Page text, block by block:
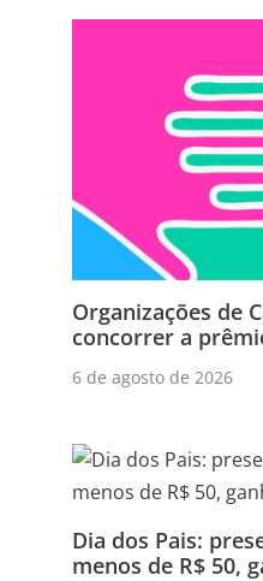
Organizações de
concorrer a
6 de agosto de 2026
Dia dos Pais:
menos de R$ 50,